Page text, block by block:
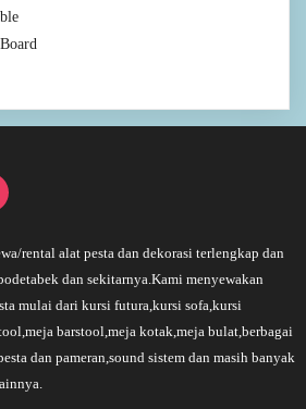
rental alat pesta dan dekorasi terlengkap dan
dan sekitarnya.Kami menyewakan
mulai dari kursi futura,kursi sofa,kursi
barstool,meja kotak,meja bulat,berbagai
dan pameran,sound sistem dan masih banyak